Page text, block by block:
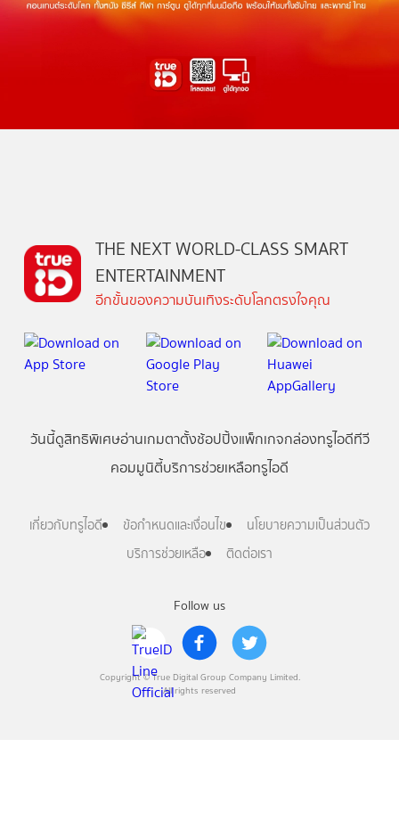
Follow us
Copyright © True Digital Group Company Limited.
All rights reserved
THE NEXT WORLD-CLASS SMART
ENTERTAINMENT
อีกขั้นของความบันเทิงระดับโลกตรงใจคุณ
วันนี้ดูสิทธิพิเศษอ่านเกมตาตั้งช้อปปิ้งแพ็กเกจกล่องทรูไอดีทีวี
คอมมูนิตี้บริการช่วยเหลือทรูไอดี
เกี่ยวกับทรูไอดี ข้อกำหนดและเงื่อนไข
นโยบายความเป็นส่วนตัว
บริการช่วยเหลือ
ติดต่อเรา